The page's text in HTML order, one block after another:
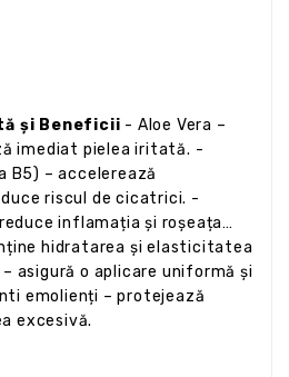
și Beneficii - Aloe Vera –
imediat pielea iritată. -
B5) – accelerează
riscul de cicatrici. -
inflamația și roșeața
hidratarea și elasticitatea
asigură o aplicare uniformă și
emolienți – protejează
excesivă.